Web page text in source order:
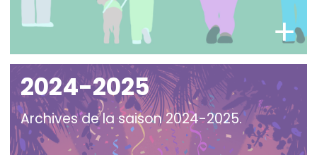
2024-2025
Archives de la saison 2024-2025.